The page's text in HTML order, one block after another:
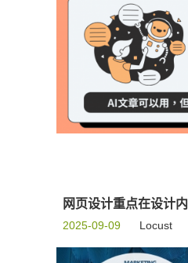
网页设计重点在设计
2025-09-09 Locust